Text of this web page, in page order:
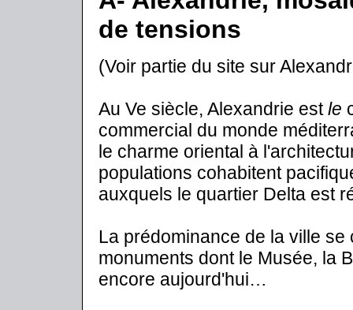
de tensions
(Voir partie du site sur
Au Ve siècle, Alexandrie estle
commercial du monde
le charme oriental à
populations cohabitent
auxquels le quartier Delta est
La prédominance de la ville
monuments dont le Musée, la
encore aujourd'hui…